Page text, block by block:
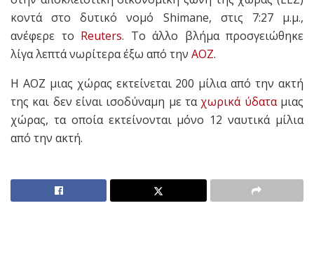
κοντά στο δυτικό νομό Shimane, στις 7:27 μ.μ.,
ανέφερε το Reuters. Το άλλο βλήμα προσγειώθηκε
λίγα λεπτά νωρίτερα έξω από την ΑΟΖ.
Η ΑΟΖ μιας χώρας εκτείνεται 200 μίλια από την ακτή
της και δεν είναι ισοδύναμη με τα χωρικά ύδαταμιας
χώρας, τα οποία εκτείνονται μόνο 12 ναυτικά μίλια
από την ακτή.